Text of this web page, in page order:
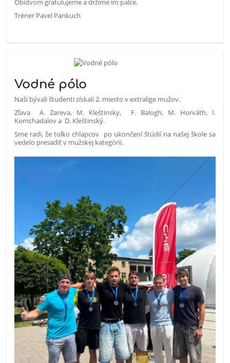
Obidvom gratulujeme a držíme im palce.
Tréner Pavel Pankuch
Vodné pólo
Naši bývali študenti získali 2. miesto v extralige mužov.
Zľava A. Zareva, M. Kleštinsky, F. Balogh, M. Horváth, I.
Komchadalov a D. Kleštinský.
Sme radi, že toľko chlapcov po ukončení štúdií na našej škole sa
vedelo presadiť v mužskej kategórii.